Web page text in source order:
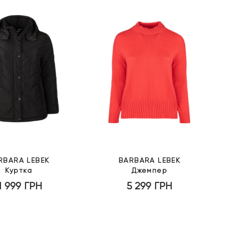
LEBEK
Куртка
999 ГРН
BARBARA LEBEK
Джемпер
5 299 ГРН